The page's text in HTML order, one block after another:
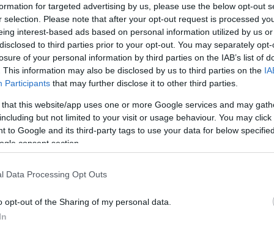
for targeted advertising by us, please use the below opt-out
selection. Please note that after your opt-out request is processed
interest-based ads based on personal information utilized by us
to third parties prior to your opt-out. You may separately
of your personal information by third parties on the IAB’s list of
This information may also be disclosed by us to third parties on the
Participants that may further disclose it to other third parties.
that this website/app uses one or more Google services and may
but not limited to your visit or usage behaviour. You may
to Google and its third-party tags to use your data for below
consent section.
Data Processing Opt Outs
opt-out of the Sharing of my personal data.
κοσμικός επιχειρηματίας, ο οποίος κρίθηκε πριν
για την υπόθεση του κυκλώματος
από τις αρμόδιες αρχές ρόλος κλεφταποδόχου,
υπόμνημα που κατάθεσε στους ανακριτές,
υποστηρίζοντας πως γνωρίζει μόνο δύο
του.
οι μάρτυρες ότι εκλάπησαν από τα σπίτια τους,
ανέφερε, ενώ για τα τρία ρολόγια που
του και το τρίτο είναι απλή απομίμηση ROLEX»,
των εταιρειών κατασκευής τους στην Ελλάδα
ότι κανένα από αυτά δεν είχε εκφύγει από την